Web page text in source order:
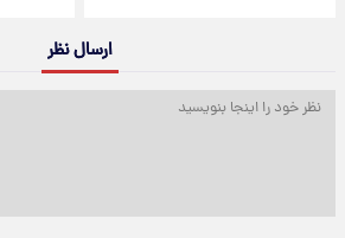
ارسال نظر